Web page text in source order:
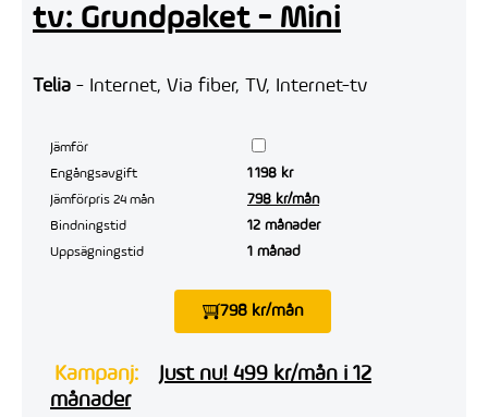
tv: Grundpaket - Mini
Telia - Internet, Via fiber, TV, Internet-tv
Jämför
Engångsavgift
1 198 kr
Jämförpris 24 mån 798 kr/mån
Bindningstid 12 månader
Uppsägningstid 1 månad
798 kr/mån
Kampanj:
Just nu! 499 kr/mån i 12
månader